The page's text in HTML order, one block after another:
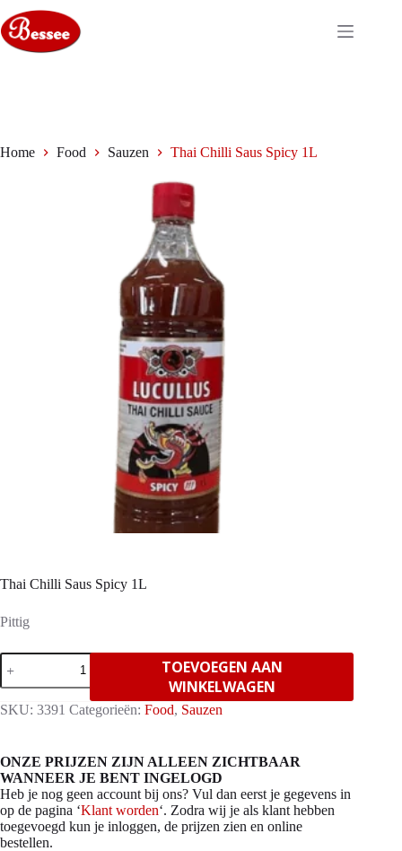
naar
de
inhoud
Home Food Sauzen Thai Chilli Saus Spicy 1L
Thai Chilli Saus Spicy 1L
Pittig
Thai
Chilli
Saus
Spicy
1L
TOEVOEGEN AAN
WINKELWAGEN
SKU: 3391 Categorieën: Food, Sauzen
ONZE PRIJZEN ZIJN ALLEEN ZICHTBAAR
WANNEER JE BENT INGELOGD
Heb je nog geen account bij ons? Vul dan eerst je gegevens in
op de pagina ‘Klant worden‘. Zodra wij je als klant hebben
toegevoegd kun je inloggen, de prijzen zien en online
bestellen.